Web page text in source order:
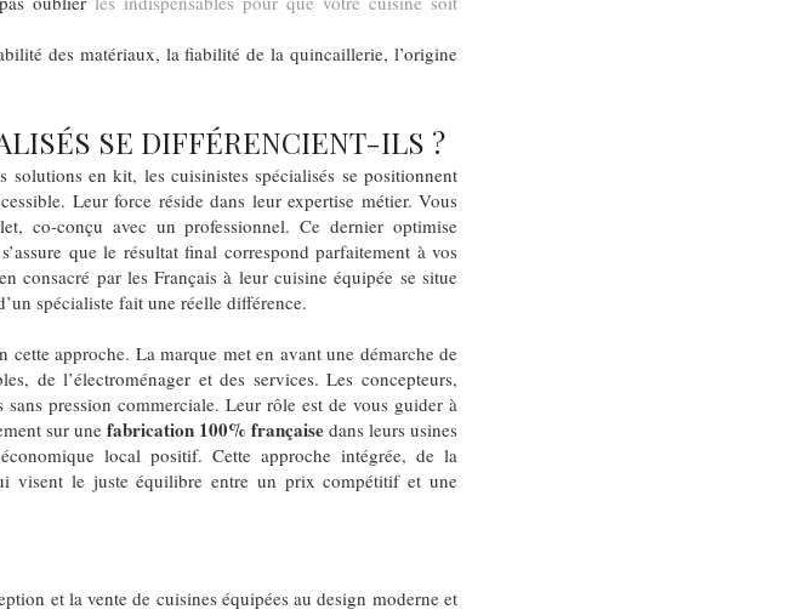
des matériaux, la fiabilité de la quincaillerie, l’origine
SE DIFFÉRENCIENT-ILS ?
solutions en kit, les cuisinistes spécialisés se positionnent
Leur force réside dans leur expertise métier. Vous
co-conçu avec un professionnel. Ce dernier optimise
que le résultat final correspond parfaitement à vos
consacré par les Français à leur cuisine équipée se situe
spécialiste fait une réelle différence.
cette approche. La marque met en avant une démarche de
de l’électroménager et des services. Les concepteurs,
pression commerciale. Leur rôle est de vous guider à
sur une fabrication 100% française dans leurs usines
local positif. Cette approche intégrée, de la
visent le juste équilibre entre un prix compétitif et une
et la vente de cuisines équipées au design moderne et